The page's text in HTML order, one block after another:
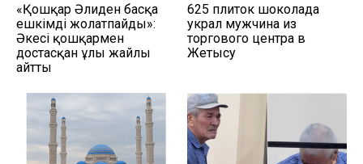
«Қошқар Әлиден басқа
ешкімді жолатпайды»:
Әкесі қошқармен
достасқан ұлы жайлы
айтты
625 плиток шоколада
украл мужчина из
торгового центра в
Жетысу